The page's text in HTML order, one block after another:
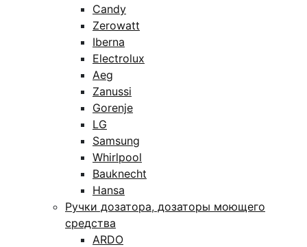
Candy
Zerowatt
Iberna
Electrolux
Aeg
Zanussi
Gorenje
LG
Samsung
Whirlpool
Bauknecht
Hansa
Ручки дозатора, дозаторы моющего
средства
ARDO